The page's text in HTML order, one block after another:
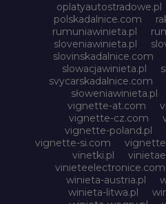
oplatyautostradowe.pl
polskadalnice.com
rumuniawinieta.pl
sloveniawinieta.pl
slovinskadalnice.com
slowacjawinieta.pl
svycarskadalnice.com
słoweniawinieta.pl
vignette-at.com
vignette-cz.com
vignette-poland.pl
vignette-si.com
vinetki.pl
vinieteelectronice.com
winieta-austria.pl
winieta-litwa.pl